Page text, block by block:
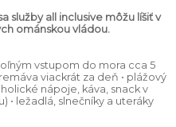
služby all inclusive môžu líšiť v
ománskou vládou.
vstupom do mora cca 5
viackrát za deň • plážový
nápoje, káva, snack v
ležadlá, slnečníky a uteráky